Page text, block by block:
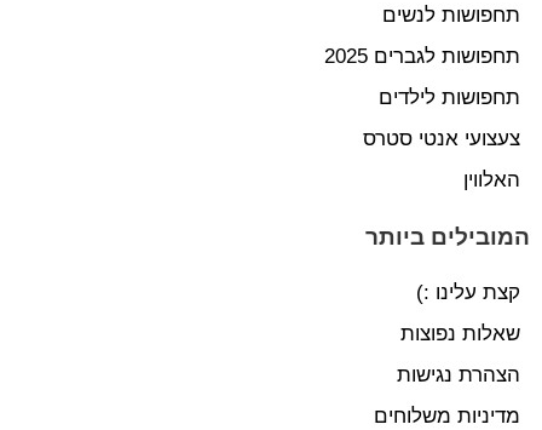
תחפושות לנשים
תחפושות לגברים 2025
תחפושות לילדים
צעצועי אנטי סטרס
האלווין
המובילים ביותר
קצת עלינו :)
שאלות נפוצות
הצהרת נגישות
מדיניות משלוחים